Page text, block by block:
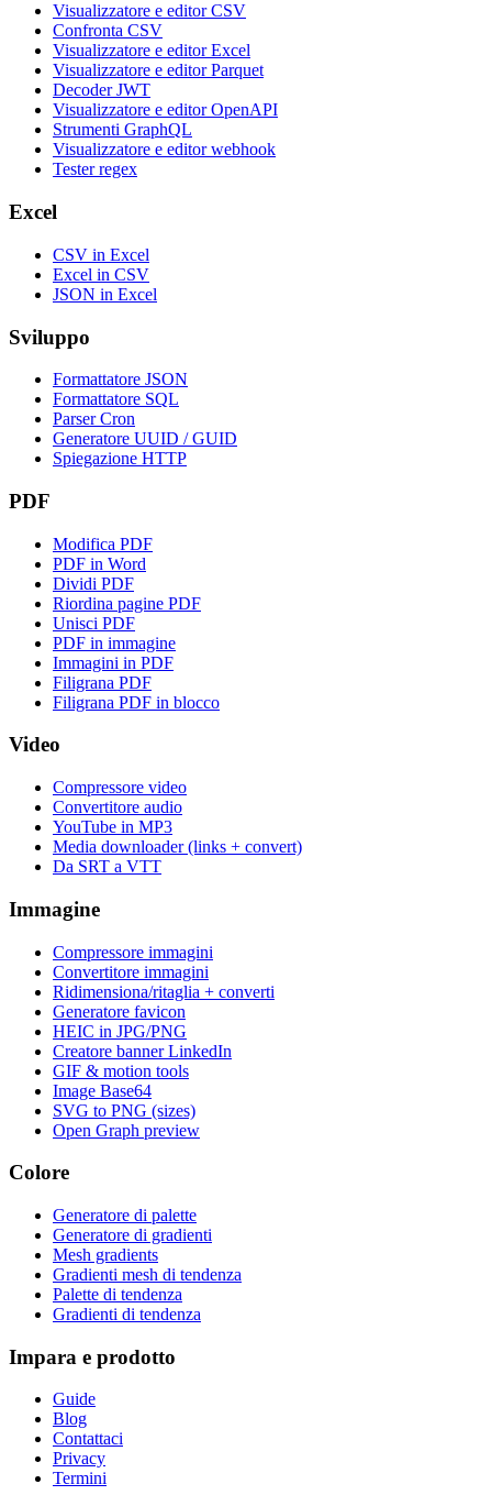
Visualizzatore e editor CSV
Confronta CSV
Visualizzatore e editor Excel
Visualizzatore e editor Parquet
Decoder JWT
Visualizzatore e editor OpenAPI
Strumenti GraphQL
Visualizzatore e editor webhook
Tester regex
Excel
CSV in Excel
Excel in CSV
JSON in Excel
Sviluppo
Formattatore JSON
Formattatore SQL
Parser Cron
Generatore UUID / GUID
Spiegazione HTTP
PDF
Modifica PDF
PDF in Word
Dividi PDF
Riordina pagine PDF
Unisci PDF
PDF in immagine
Immagini in PDF
Filigrana PDF
Filigrana PDF in blocco
Video
Compressore video
Convertitore audio
YouTube in MP3
Media downloader (links + convert)
Da SRT a VTT
Immagine
Compressore immagini
Convertitore immagini
Ridimensiona/ritaglia + converti
Generatore favicon
HEIC in JPG/PNG
Creatore banner LinkedIn
GIF & motion tools
Image Base64
SVG to PNG (sizes)
Open Graph preview
Colore
Generatore di palette
Generatore di gradienti
Mesh gradients
Gradienti mesh di tendenza
Palette di tendenza
Gradienti di tendenza
Impara e prodotto
Guide
Blog
Contattaci
Privacy
Termini